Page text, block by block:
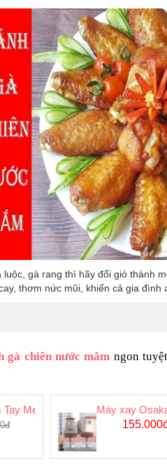
gà rang thì hãy đổi gió thành
thơm nức mũi, khiến cả gia đình
gà chiên nước mắm ngon
Tay Meet Juice
Máy xay